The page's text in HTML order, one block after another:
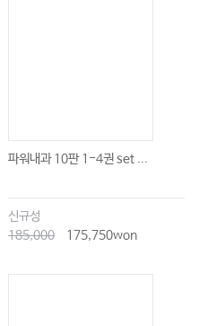
파워내과 10판 1-4권 set ...
신규성
185,000
175,750won